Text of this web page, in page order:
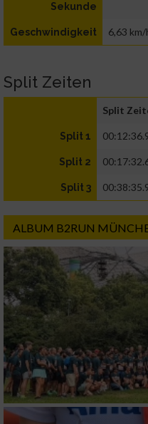
Sekunde
Geschwindigkeit 6,63 km/
Split Zeiten
Split
Split 1
Split 2
Split 3
ALBUM B2RUN